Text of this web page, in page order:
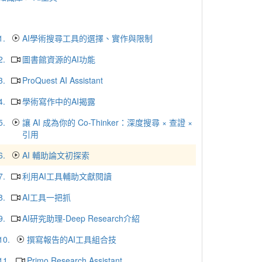
AI學術搜尋工具的選擇、實作與限制
圖書館資源的AI功能
ProQuest AI Assistant
學術寫作中的AI揭露
讓 AI 成為你的 Co-Thinker：深度搜尋 × 查證 ×
引用
AI 輔助論文初探索
利用AI工具輔助文獻閱讀
AI工具一把抓
AI研究助理-Deep Research介紹
撰寫報告的AI工具組合技